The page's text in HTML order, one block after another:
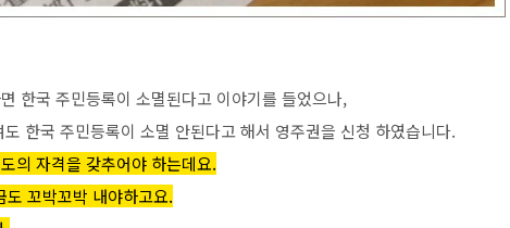
한국 주민등록이 소멸된다고 이야기를 들었으나,
한국 주민등록이 소멸 안된다고 해서 영주권을 신청 하였습니다.
의 자격을 갖추어야 하는데요.
꼬박꼬박 내야하고요.